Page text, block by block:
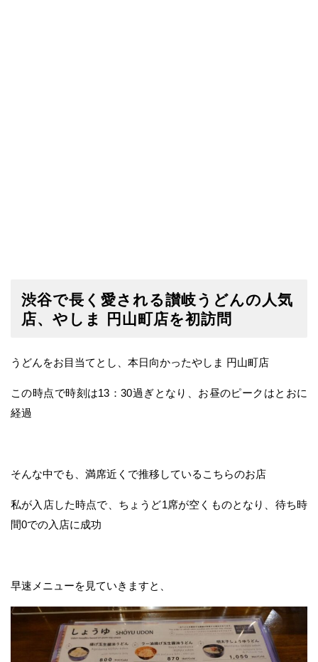
渋谷で長く愛される讃岐うどんの人気
店、やしま 円山町店を初訪問
うどんをお目当てとし、本日向かったやしま 円山町店
この時点で時刻は13：30過ぎとなり、お昼のピークはとおに
経過
そんな中でも、満席近くで推移しているこちらのお店
私が入店した時点で、ちょうど1席が空くものとなり、待ち時
間0での入店に成功
早速メニューを見ていきますと、